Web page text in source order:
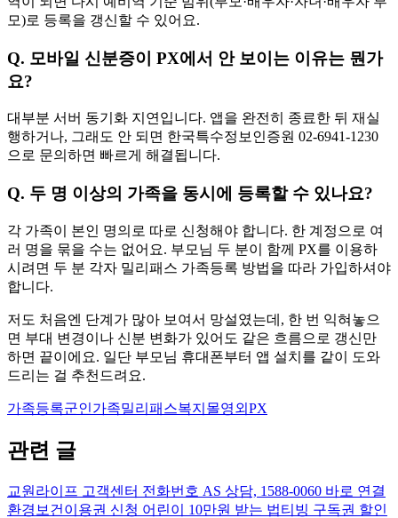
모)로 등록을 갱신할 수 있어요.
Q. 모바일 신분증이 PX에서 안 보이는 이유는 뭔가
요?
대부분 서버 동기화 지연입니다. 앱을 완전히 종료한 뒤 재실
행하거나, 그래도 안 되면 한국특수정보인증원 02-6941-1230
으로 문의하면 빠르게 해결됩니다.
Q. 두 명 이상의 가족을 동시에 등록할 수 있나요?
각 가족이 본인 명의로 따로 신청해야 합니다. 한 계정으로 여
러 명을 묶을 수는 없어요. 부모님 두 분이 함께 PX를 이용하
시려면 두 분 각자 밀리패스 가족등록 방법을 따라 가입하셔야
합니다.
저도 처음엔 단계가 많아 보여서 망설였는데, 한 번 익혀놓으
면 부대 변경이나 신분 변화가 있어도 같은 흐름으로 갱신만
하면 끝이에요. 일단 부모님 휴대폰부터 앱 설치를 같이 도와
드리는 걸 추천드려요.
가족등록군인가족밀리패스복지몰영외PX
관련 글
교원라이프 고객센터 전화번호 AS 상담, 1588-0060 바로 연결
환경보건이용권 신청 어린이 10만원 받는 법티빙 구독권 할인